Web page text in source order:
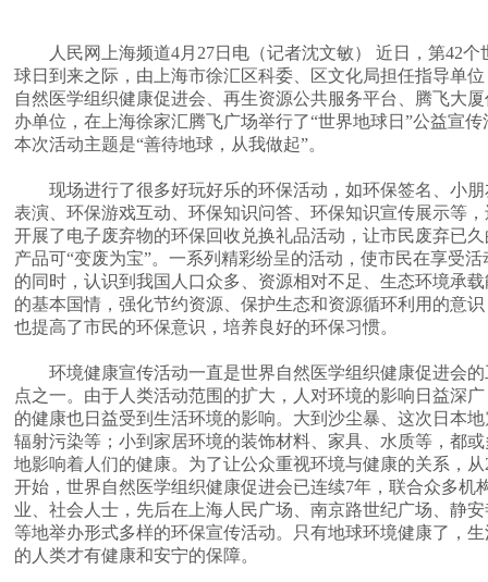
人民网上海频道4月27日电（记者沈文敏） 近日，第42个
球日到来之际，由上海市徐汇区科委、区文化局担任指导单
自然医学组织健康促进会、再生资源公共服务平台、腾飞大
办单位，在上海徐家汇腾飞广场举行了“世界地球日”公益宣传
本次活动主题是“善待地球，从我做起”。
现场进行了很多好玩好乐的环保活动，如环保签名、小朋
表演、环保游戏互动、环保知识问答、环保知识宣传展示等
开展了电子废弃物的环保回收兑换礼品活动，让市民废弃已
产品可“变废为宝”。一系列精彩纷呈的活动，使市民在享受活
的同时，认识到我国人口众多、资源相对不足、生态环境承
的基本国情，强化节约资源、保护生态和资源循环利用的意
也提高了市民的环保意识，培养良好的环保习惯。
环境健康宣传活动一直是世界自然医学组织健康促进会的
点之一。由于人类活动范围的扩大，人对环境的影响日益深
的健康也日益受到生活环境的影响。大到沙尘暴、这次日本
辐射污染等；小到家居环境的装饰材料、家具、水质等，都
地影响着人们的健康。为了让公众重视环境与健康的关系，从
开始，世界自然医学组织健康促进会已连续7年，联合众多机
业、社会人士，先后在上海人民广场、南京路世纪广场、静
等地举办形式多样的环保宣传活动。只有地球环境健康了，
的人类才有健康和安宁的保障。